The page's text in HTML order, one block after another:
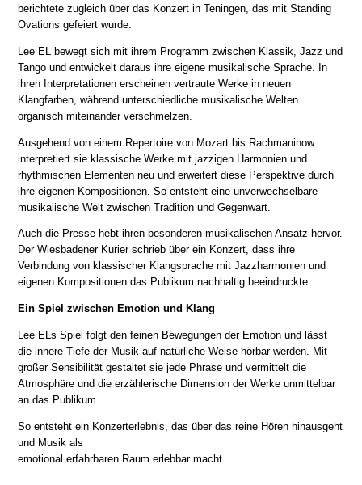
berichtete zugleich über das Konzert in Teningen, das mit Standing
Ovations gefeiert wurde.
Lee EL bewegt sich mit ihrem Programm zwischen Klassik, Jazz und
Tango und entwickelt daraus ihre eigene musikalische Sprache. In
ihren Interpretationen erscheinen vertraute Werke in neuen
Klangfarben, während unterschiedliche musikalische Welten
organisch miteinander verschmelzen.
Ausgehend von einem Repertoire von Mozart bis Rachmaninow
interpretiert sie klassische Werke mit jazzigen Harmonien und
rhythmischen Elementen neu und erweitert diese Perspektive durch
ihre eigenen Kompositionen. So entsteht eine unverwechselbare
musikalische Welt zwischen Tradition und Gegenwart.
Auch die Presse hebt ihren besonderen musikalischen Ansatz hervor.
Der Wiesbadener Kurier schrieb über ein Konzert, dass ihre
Verbindung von klassischer Klangsprache mit Jazzharmonien und
eigenen Kompositionen das Publikum nachhaltig beeindruckte.
Ein Spiel zwischen Emotion und Klang
Lee ELs Spiel folgt den feinen Bewegungen der Emotion und lässt
die innere Tiefe der Musik auf natürliche Weise hörbar werden. Mit
großer Sensibilität gestaltet sie jede Phrase und vermittelt die
Atmosphäre und die erzählerische Dimension der Werke unmittelbar
an das Publikum.
So entsteht ein Konzerterlebnis, das über das reine Hören hinausgeht
und Musik als
emotional erfahrbaren Raum erlebbar macht.